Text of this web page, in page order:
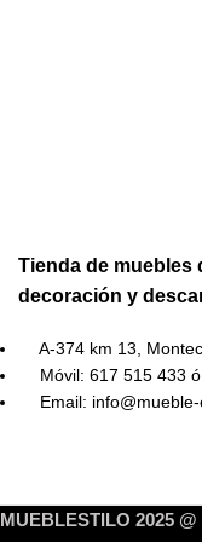
Tienda de muebles
decoración y
A-374 km 13,
Móvil: 617 515 433
Email:
MUEBLESTILO 2025